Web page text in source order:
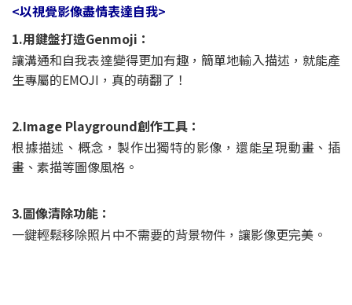
<以視覺影像盡情表達自我>
1.用鍵盤打造Genmoji：
讓溝通和自我表達變得更加有趣，簡單地輸入描述，就能產
生專屬的EMOJI，真的萌翻了！
2.Image Playground創作工具：
根據描述、概念，製作出獨特的影像，還能呈現動畫、插
畫、素描等圖像風格。
3.圖像清除功能：
一鍵輕鬆移除照片中不需要的背景物件，讓影像更完美。